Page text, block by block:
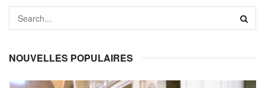
NOUVELLES POPULAIRES